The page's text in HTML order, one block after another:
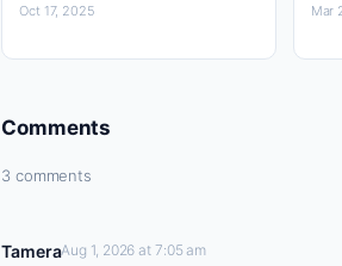
Oct 17, 2025 Mar
Comments
3 comments
TameraAug 1, 2026 at 7:05 am